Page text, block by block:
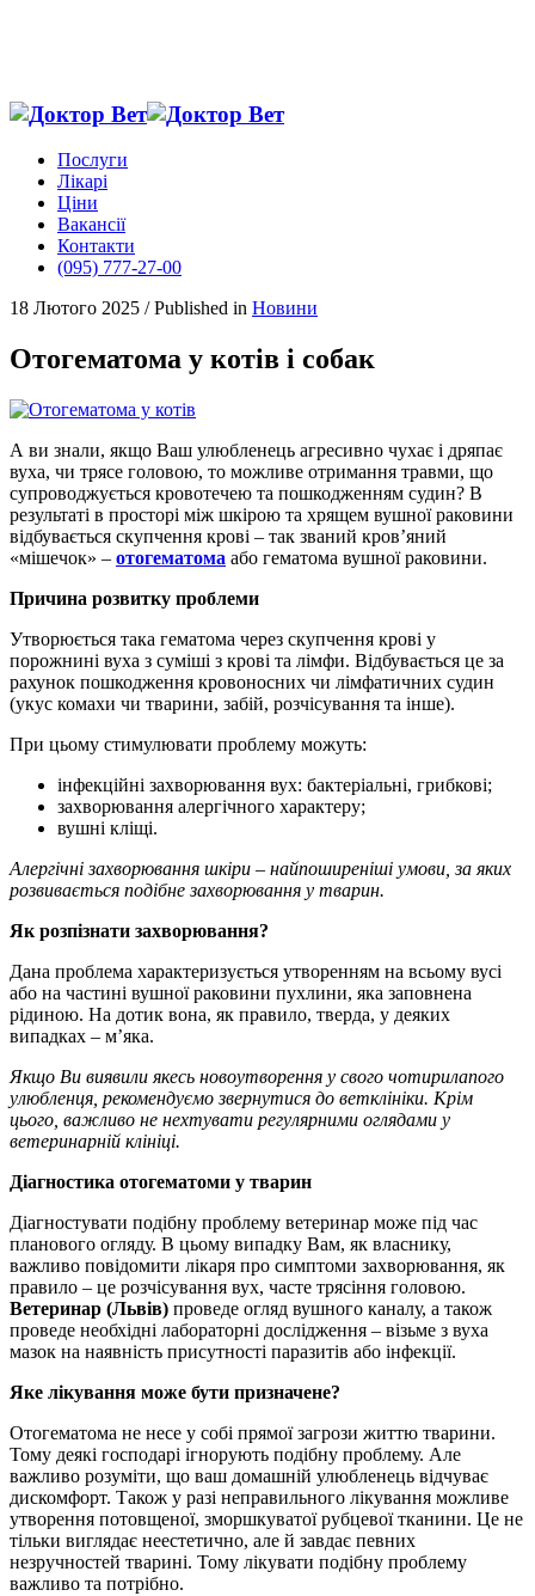
Послуги
Лікарі
Ціни
Вакансії
Контакти
(095) 777-27-00
18 Лютого 2025 /Published in Новини
Отогематома у котів і собак
А ви знали, якщо Ваш улюбленець агресивно чухає і дряпає
вуха, чи трясе головою, то можливе отримання травми, що
супроводжується кровотечею та пошкодженням судин? В
результаті в просторі між шкірою та хрящем вушної раковини
відбувається скупчення крові – так званий кров’яний
«мішечок» – отогематома або гематома вушної раковини.
Причина розвитку проблеми
Утворюється така гематома через скупчення крові у
порожнині вуха з суміші з крові та лімфи. Відбувається це за
рахунок пошкодження кровоносних чи лімфатичних судин
(укус комахи чи тварини, забій, розчісування та інше).
При цьому стимулювати проблему можуть:
інфекційні захворювання вух: бактеріальні, грибкові;
захворювання алергічного характеру;
вушні кліщі.
Алергічні захворювання шкіри – найпоширеніші умови, за яких
розвивається подібне захворювання у тварин.
Як розпізнати захворювання?
Дана проблема характеризується утворенням на всьому вусі
або на частині вушної раковини пухлини, яка заповнена
рідиною. На дотик вона, як правило, тверда, у деяких
випадках – м’яка.
Якщо Ви виявили якесь новоутворення у свого чотирилапого
улюбленця, рекомендуємо звернутися до ветклініки. Крім
цього, важливо не нехтувати регулярними оглядами у
ветеринарній клініці.
Діагностика отогематоми у тварин
Діагностувати подібну проблему ветеринар може під час
планового огляду. В цьому випадку Вам, як власнику,
важливо повідомити лікаря про симптоми захворювання, як
правило – це розчісування вух, часте трясіння головою.
Ветеринар (Львів) проведе огляд вушного каналу, а також
проведе необхідні лабораторні дослідження – візьме з вуха
мазок на наявність присутності паразитів або інфекції.
Яке лікування може бути призначене?
Отогематома не несе у собі прямої загрози життю тварини.
Тому деякі господарі ігнорують подібну проблему. Але
важливо розуміти, що ваш домашній улюбленець відчуває
дискомфорт. Також у разі неправильного лікування можливе
утворення потовщеної, зморшкуватої рубцевої тканини. Це не
тільки виглядає неестетично, але й завдає певних
незручностей тварині. Тому лікувати подібну проблему
важливо та потрібно.